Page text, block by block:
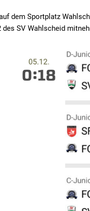
dem Sportplatz
SV Wahlscheid